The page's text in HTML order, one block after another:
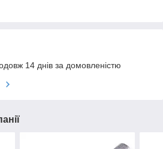
14 днів за домовленістю